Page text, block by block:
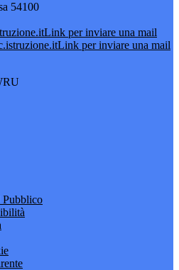
54100
Link per inviare una mail
Link per inviare una mail